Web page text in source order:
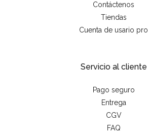
Contáctenos
Tiendas
Cuenta de usario pro
Servicio al cliente
Pago seguro
Entrega
CGV
FAQ